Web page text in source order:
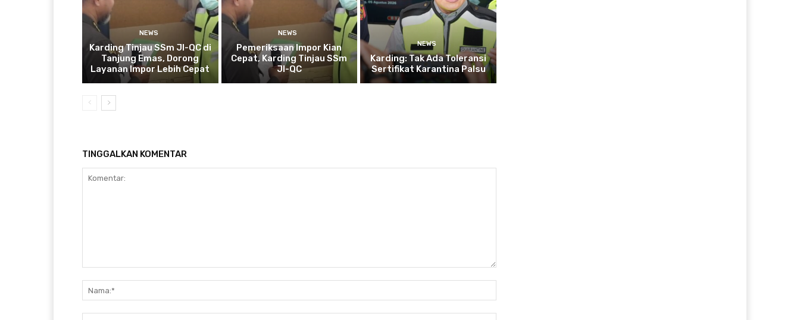
NEWS
Karding Tinjau SSm JI-QC di
Tanjung Emas, Dorong
Layanan Impor Lebih Cepat
NEWS
Pemeriksaan Impor Kian
Cepat, Karding Tinjau SSm
JI-QC
NEWS
Karding: Tak Ada Toleransi
Sertifikat Karantina Palsu
TINGGALKAN KOMENTAR